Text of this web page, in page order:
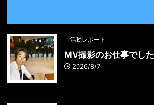
活動レポート
MV撮影のお仕事でした
2026/8/7